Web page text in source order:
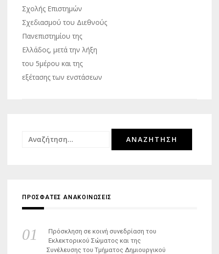
Σχολής Επιστημών
Σχεδιασμού του Διεθνούς
Πανεπιστημίου της
Ελλάδος, μετά την λήξη
του 5μέρου και της
εξέτασης των ενστάσεων
Αναζήτηση
ΠΡΟΣΦΑΤΕΣ ΑΝΑΚΟΙΝΩΣΕΙΣ
Πρόσκληση σε κοινή συνεδρίαση του
Εκλεκτορικού Σώματος και της
Συνέλευσης του Τμήματος Δημιουργικού